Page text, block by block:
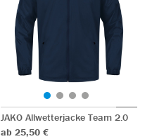
JAKO Allwetterjacke Team 2.0
ab 25,50 €